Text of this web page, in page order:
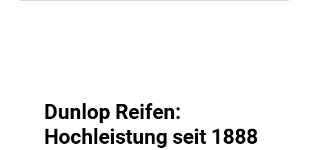
Dunlop Reifen:
Hochleistung seit 1888